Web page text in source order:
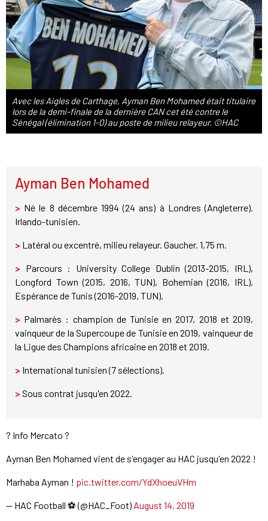
Avec les Aigles de Carthage, Ayman Ben Mohamed était titulaire
lors de la demi-finale de la dernière CAN cet été contre le
Sénégal (élimination 1-0) au poste de milieu relayeur. ©HAC
Ayman Ben Mohamed
> Né le 8 décembre 1994 (24 ans) à Londres (Angleterre).
Irlando-tunisien.
> Latéral ou excentré, milieu relayeur. Gaucher. 1,75 m.
> Parcours : University College Dublin (2013-2015, IRL),
Longford Town (2015, 2016, TUN), Bohemian (2016, IRL),
Espérance de Tunis (2016-2019, TUN).
> Palmarès : champion de Tunisie en 2017, 2018 et 2019,
vainqueur de la Supercoupe de Tunisie en 2019, vainqueur de
la Ligue des Champions africaine en 2018 et 2019.
> International tunisien (7 sélections).
> Sous contrat jusqu'en 2022.
? Info Mercato ?
Ayman Ben Mohamed vient de s'engager au HAC jusqu'en 2022 !
Marhaba Ayman ! pic.twitter.com/YdXhoeuVHm
— HAC Football ⚽️ (@HAC_Foot) August 14, 2019